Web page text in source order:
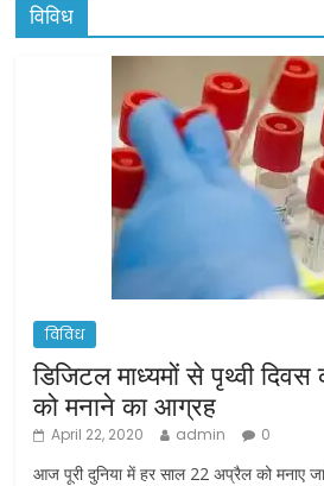
विविध
विविध
डिजिटल माध्यमों से पृथ्वी दिवस
को मनाने का आग्रह
April 22, 2020 admin 0
आज पूरी दुनिया में हर साल 22 अप्रैल को मनाए